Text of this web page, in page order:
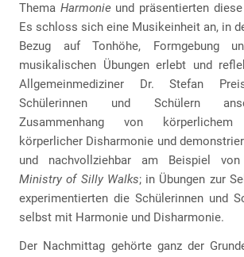
Thema Harmonieund präsentierten
Es schloss sich eine Musikeinheit an, in
Bezug auf Tonhöhe, Formgebung
musikalischen Übungen erlebt und
Allgemeinmediziner Dr. Stefan
Schülerinnen und Schülern
Zusammenhang von
körperlicher Disharmonie und
und nachvollziehbar am Beispiel
Ministry of Silly Walks; in Übungen zur
experimentierten die Schülerinnen und
selbst mit Harmonie und Disharmonie.
Der Nachmittag gehörte ganz der